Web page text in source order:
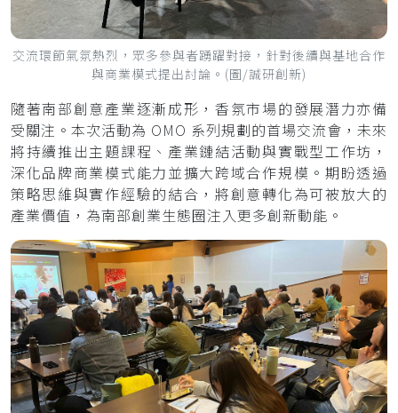
交流環節氣氛熱烈，眾多參與者踴躍對接，針對後續與基地合作
與商業模式提出討論。(圖/誠研創新)
隨著南部創意產業逐漸成形，香氛市場的發展潛力亦備
受關注。本次活動為 OMO 系列規劃的首場交流會，未來
將持續推出主題課程、產業鏈結活動與實戰型工作坊，
深化品牌商業模式能力並擴大跨域合作規模。期盼透過
策略思維與實作經驗的結合，將創意轉化為可被放大的
產業價值，為南部創業生態圈注入更多創新動能。